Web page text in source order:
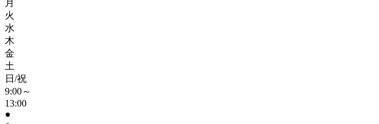
月
火
水
木
金
土
日/祝
9:00～
13:00
●